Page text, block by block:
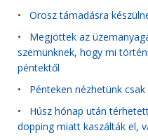
• Orosz támadásra
• Megjöttek az
szemünknek, hogy mi
péntektől
• Pénteken nézhetünk
• Húsz hónap után
dopping miatt kaszálták el,